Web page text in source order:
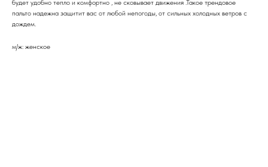
будет удобно тепло и комфортно , не сковывает движения .Такое трендовое
пальто надежна защитит вас от любой непогоды, от сильных холодных ветров с
дождем.
м/ж: женское